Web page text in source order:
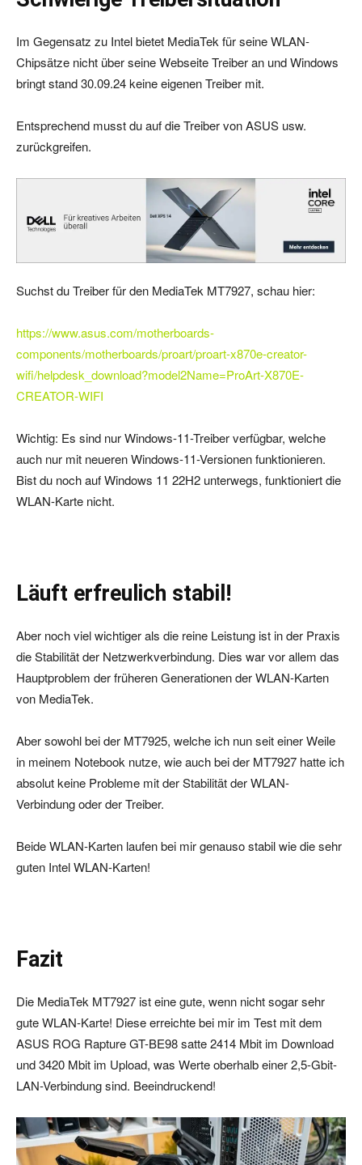
Im Gegensatz zu Intel bietet MediaTek für seine WLAN-
Chipsätze nicht über seine Webseite Treiber an und Windows
bringt stand 30.09.24 keine eigenen Treiber mit.
Entsprechend musst du auf die Treiber von ASUS usw.
zurückgreifen.
Suchst du Treiber für den MediaTek MT7927, schau hier:
https://www.asus.com/motherboards-
components/motherboards/proart/proart-x870e-creator-
wifi/helpdesk_download?model2Name=ProArt-X870E-
CREATOR-WIFI
Wichtig: Es sind nur Windows-11-Treiber verfügbar, welche
auch nur mit neueren Windows-11-Versionen funktionieren.
Bist du noch auf Windows 11 22H2 unterwegs, funktioniert die
WLAN-Karte nicht.
Läuft erfreulich stabil!
Aber noch viel wichtiger als die reine Leistung ist in der Praxis
die Stabilität der Netzwerkverbindung. Dies war vor allem das
Hauptproblem der früheren Generationen der WLAN-Karten
von MediaTek.
Aber sowohl bei der MT7925, welche ich nun seit einer Weile
in meinem Notebook nutze, wie auch bei der MT7927 hatte ich
absolut keine Probleme mit der Stabilität der WLAN-
Verbindung oder der Treiber.
Beide WLAN-Karten laufen bei mir genauso stabil wie die sehr
guten Intel WLAN-Karten!
Fazit
Die MediaTek MT7927 ist eine gute, wenn nicht sogar sehr
gute WLAN-Karte! Diese erreichte bei mir im Test mit dem
ASUS ROG Rapture GT-BE98 satte 2414 Mbit im Download
und 3420 Mbit im Upload, was Werte oberhalb einer 2,5-Gbit-
LAN-Verbindung sind. Beeindruckend!